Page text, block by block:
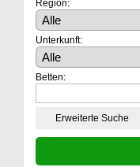
Region:
Unterkunft:
Betten:
Erweiterte Suche